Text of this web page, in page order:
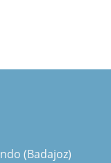
(Badajoz)